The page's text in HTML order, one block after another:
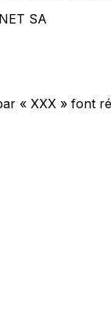
SA
« XXX » font